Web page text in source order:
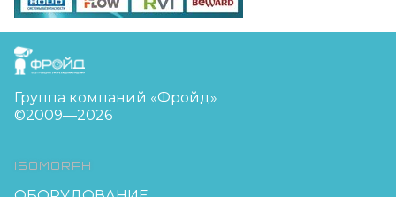
FreudGroup
Группа компаний «Фройд»
©2009—2026
ISOMORPH